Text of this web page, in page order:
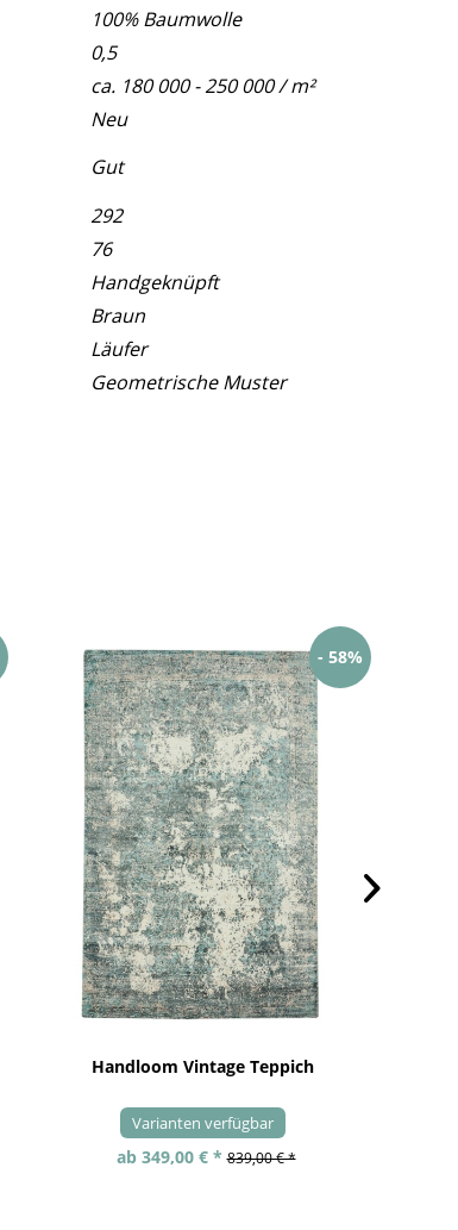
100% Baumwolle
0,5
ca. 180 000 - 250 000 / m²
Neu
Gut
292
76
Handgeknüpft
Braun
Läufer
Geometrische Muster
- 58%
Handloom Vintage Teppich
Varianten verfügbar
ab 349,00 € * 839,00 € *